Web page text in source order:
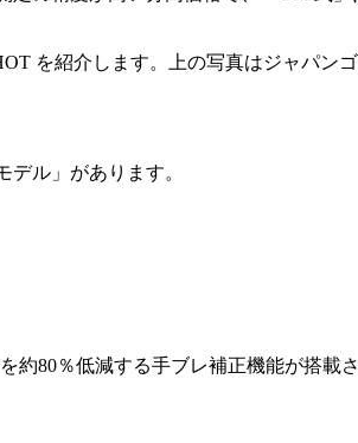
を紹介します。上の写真はジャパン
デル」があります。
約80％低減する手ブレ補正機能が搭載